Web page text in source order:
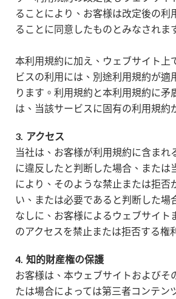
ることにより、お客様は改定後の利
ることに同意したものとみなされま
本利用規約に加え、ウェブサイト上
ビスの利用には、別途利用規約が適
ります。利用規約と本利用規約に矛
は、当該サービスに固有の利用規約
3. アクセス
当社は、お客様が利用規約に含まれ
に違反したと判断した場合、または
により、そのような禁止または拒否
い、または必要であると判断した場
なしに、お客様によるウェブサイト
のアクセスを禁止または拒否する権
4. 知的財産権の保護
お客様は、本ウェブサイトおよびそ
たは場合によっては第三者コンテン